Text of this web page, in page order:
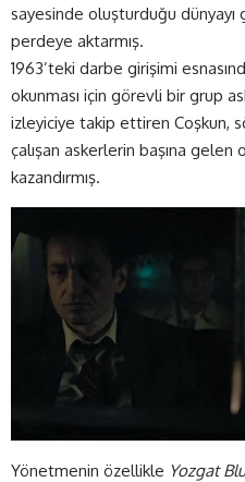
sayesinde oluşturduğu
perdeye aktarmış.
1963’teki darbe girişimi
okunması için görevli bir grup
izleyiciye takip ettiren Coşkun,
çalışan askerlerin başına gelen
kazandırmış.
Yönetmenin özellikle Yozgat